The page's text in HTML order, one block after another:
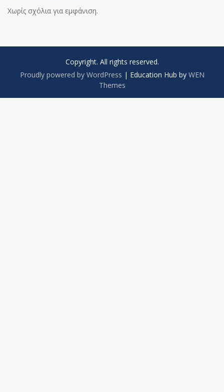
Χωρίς σχόλια για εμφάνιση.
Copyright. All rights reserved.
Proudly powered by WordPress | Education Hub by WEN
Themes